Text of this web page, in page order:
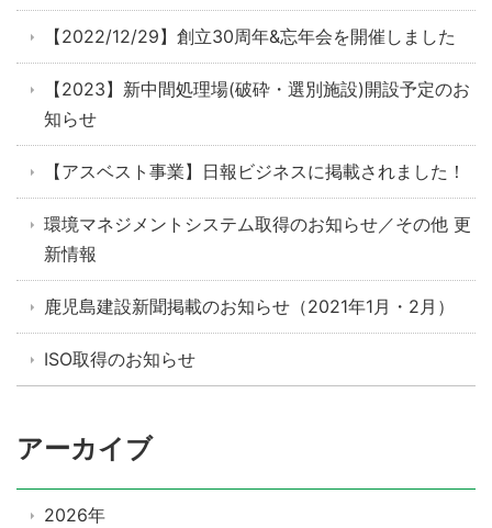
【2022/12/29】創立30周年&忘年会を開催しました
【2023】新中間処理場(破砕・選別施設)開設予定のお
知らせ
【アスベスト事業】日報ビジネスに掲載されました！
環境マネジメントシステム取得のお知らせ／その他 更
新情報
鹿児島建設新聞掲載のお知らせ（2021年1月・2月）
ISO取得のお知らせ
アーカイブ
2026年